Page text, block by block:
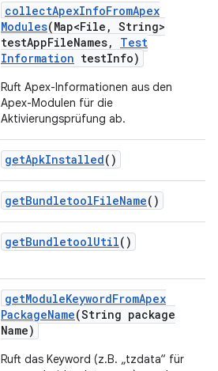
collectApexInfoFromApex
Modules(Map<File , String>
testAppFileNames,
Test
Information testInfo)
Ruft Apex-Informationen aus den
Apex-Modulen für die
Aktivierungsprüfung ab.
getApkInstalled()
getBundletoolFileName()
getBundletoolUtil()
getModuleKeywordFromApex
PackageName(String package
Name)
Ruft das Keyword (z.B. „tzdata“ für